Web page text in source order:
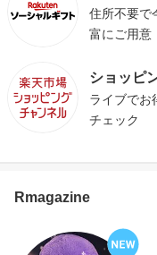
住所不要で
富にご用意
ショッピ
ライブでお
チェック
Rmagazine